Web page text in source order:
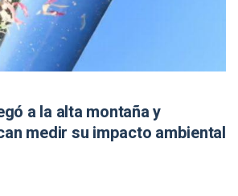
a la alta montaña y
medir su impacto ambiental